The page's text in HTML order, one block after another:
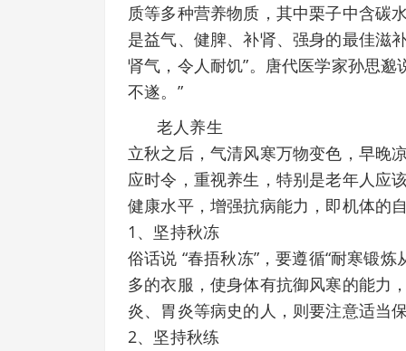
质等多种营养物质，其中栗子中含碳
是益气、健脾、补肾、强身的最佳滋
肾气，令人耐饥”。唐代医学家孙思
不遂。”
老人养生
立秋之后，气清风寒万物变色，早晚
应时令，重视养生，特别是老年人应
健康水平，增强抗病能力，即机体的
1、坚持秋冻
俗话说 “春捂秋冻”，要遵循“耐寒锻
多的衣服，使身体有抗御风寒的能力
炎、胃炎等病史的人，则要注意适当
2、坚持秋练